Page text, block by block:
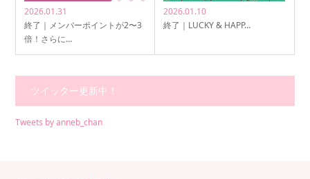
2026.01.31
終了｜メンバーポイントが2〜3
倍！さらに…
2026.01.10
終了｜LUCKY & HAPP…
ツイッター更新中！
Tweets by anneb_chan